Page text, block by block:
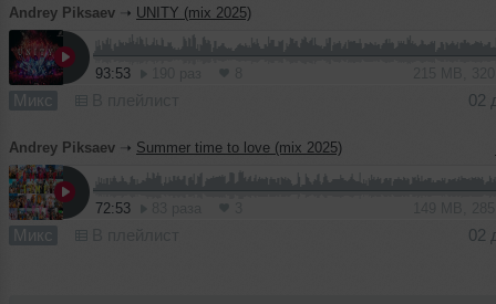
Andrey Piksaev ➝ UNITY (mix 2025)
93:53
Микс 02
Andrey Piksaev ➝ Summer time to love (mix 2025)
72:53
Микс 02